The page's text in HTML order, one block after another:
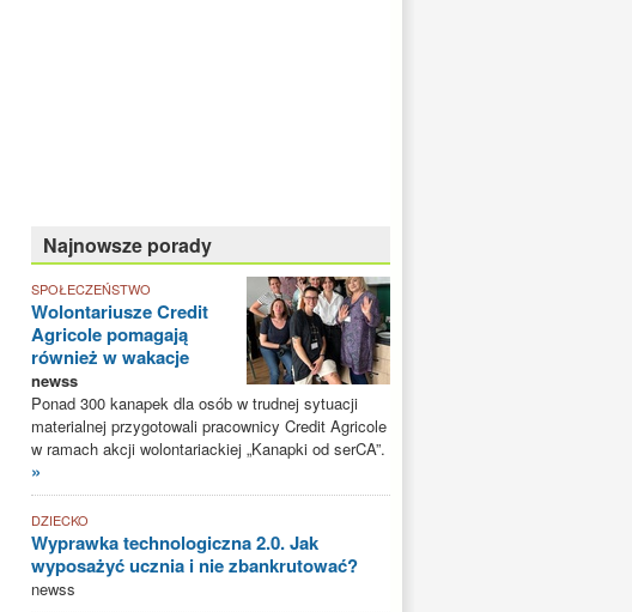
Najnowsze porady
SPOŁECZEŃSTWO
Wolontariusze Credit
Agricole pomagają
również w wakacje
newss
Ponad 300 kanapek dla osób w trudnej sytuacji
materialnej przygotowali pracownicy Credit Agricole
w ramach akcji wolontariackiej „Kanapki od serCA”.
»
DZIECKO
Wyprawka technologiczna 2.0. Jak
wyposażyć ucznia i nie zbankrutować?
newss